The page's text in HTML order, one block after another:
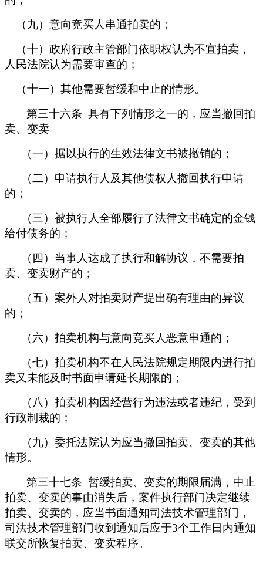
（九）意向竞买人串通拍卖的；
（十）政府行政主管部门依职权认为不宜拍卖，
人民法院认为需要审查的；
（十一）其他需要暂缓和中止的情形。
第三十六条 具有下列情形之一的，应当撤回拍
卖、变卖
（一）据以执行的生效法律文书被撤销的；
（二）申请执行人及其他债权人撤回执行申请
的；
（三）被执行人全部履行了法律文书确定的金钱
给付债务的；
（四）当事人达成了执行和解协议，不需要拍
卖、变卖财产的；
（五）案外人对拍卖财产提出确有理由的异议
的；
（六）拍卖机构与意向竞买人恶意串通的；
（七）拍卖机构不在人民法院规定期限内进行拍
卖又未能及时书面申请延长期限的；
（八）拍卖机构因经营行为违法或者违纪，受到
行政制裁的；
（九）委托法院认为应当撤回拍卖、变卖的其他
情形。
第三十七条 暂缓拍卖、变卖的期限届满，中止
拍卖、变卖的事由消失后，案件执行部门决定继续
拍卖、变卖的，应当书面通知司法技术管理部门，
司法技术管理部门收到通知后应于3个工作日内通知
联交所恢复拍卖、变卖程序。